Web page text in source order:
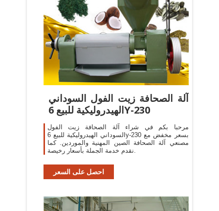
آلة الصحافة زيت الفول السوداني
الهيدروليكية للبيع 6Y-230
مرحبا بكم في شراء آلة الصحافة زيت الفول
السوداني الهيدروليكية للبيع 6y-230 بسعر مخفض مع
مصنعي آلة الصحافة الصين المهنية والموردين. كما
نقدم خدمة الجملة بأسعار رخيصة.
احصل على السعر